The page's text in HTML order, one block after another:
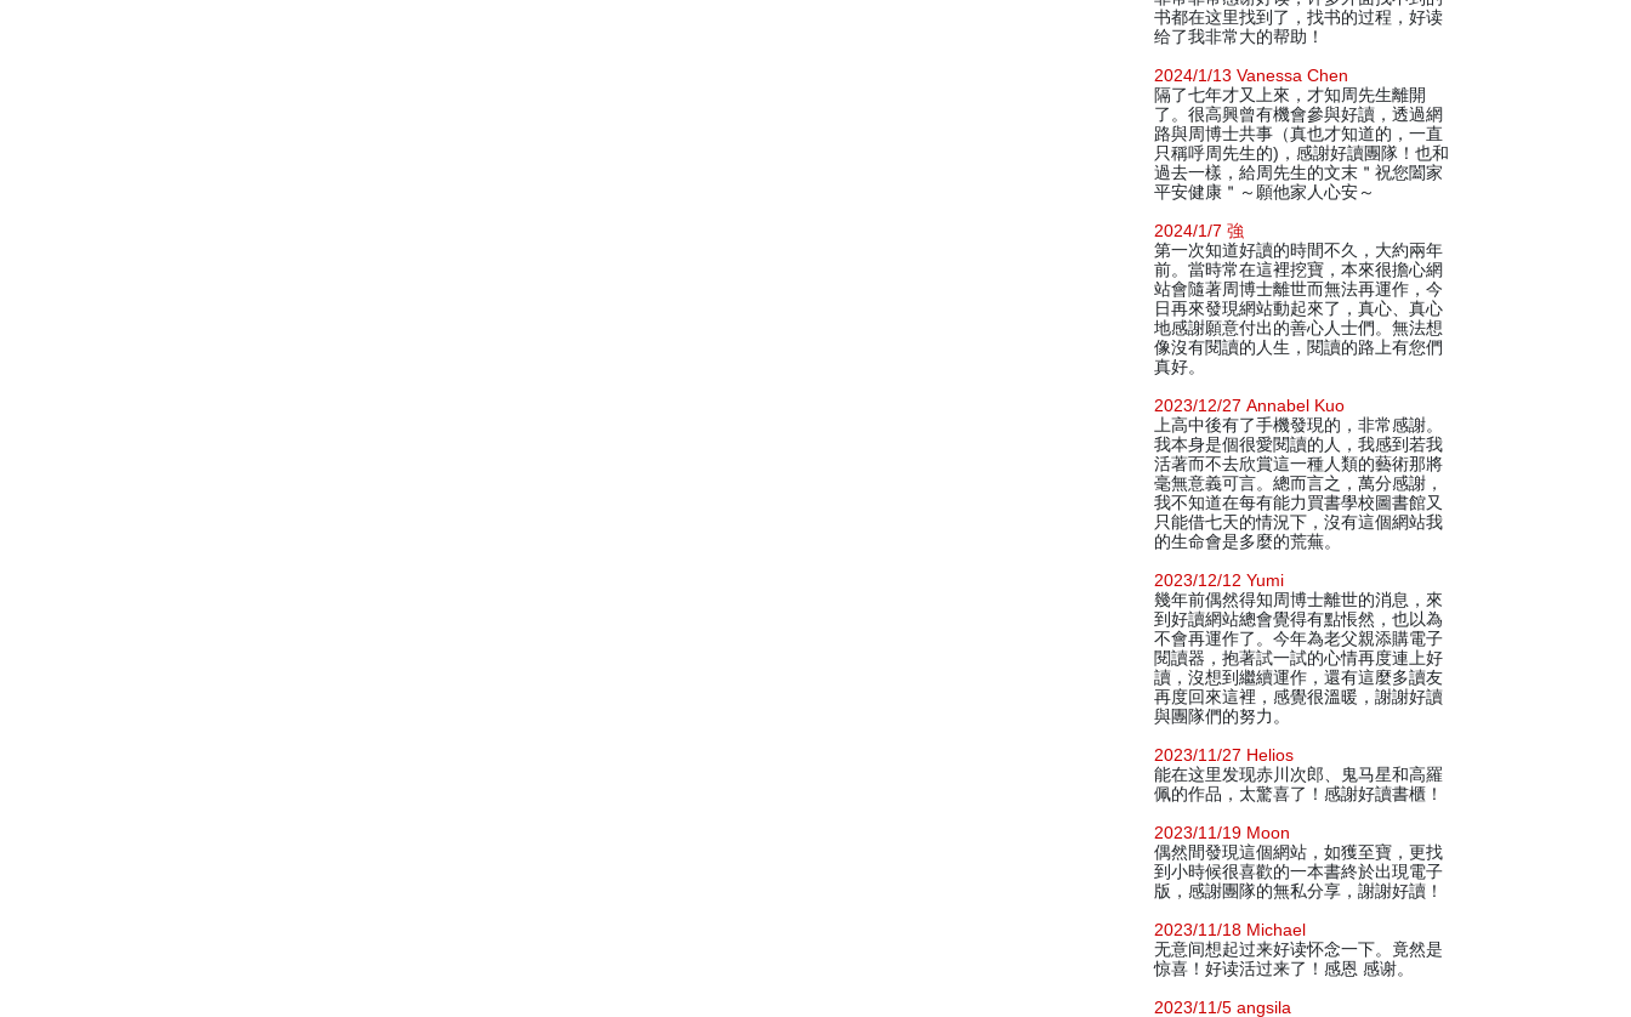
书都在这里找到了，找书的过程，好读
给了我非常大的帮助！
2024/1/13 Vanessa Chen
隔了七年才又上來，才知周先生離開
了。很高興曾有機會參與好讀，透過網
路與周博士共事（真也才知道的，一直
只稱呼周先生的)，感謝好讀團隊！也和
過去一樣，給周先生的文末＂祝您闔家
平安健康＂～願他家人心安～
2024/1/7 強
第一次知道好讀的時間不久，大約兩年
前。當時常在這裡挖寶，本來很擔心網
站會隨著周博士離世而無法再運作，今
日再來發現網站動起來了，真心、真心
地感謝願意付出的善心人士們。無法想
像沒有閱讀的人生，閱讀的路上有您們
真好。
2023/12/27 Annabel Kuo
上高中後有了手機發現的，非常感謝。
我本身是個很愛閱讀的人，我感到若我
活著而不去欣賞這一種人類的藝術那將
毫無意義可言。總而言之，萬分感謝，
我不知道在每有能力買書學校圖書館又
只能借七天的情況下，沒有這個網站我
的生命會是多麼的荒蕪。
2023/12/12 Yumi
幾年前偶然得知周博士離世的消息，來
到好讀網站總會覺得有點悵然，也以為
不會再運作了。今年為老父親添購電子
閱讀器，抱著試一試的心情再度連上好
讀，沒想到繼續運作，還有這麼多讀友
再度回來這裡，感覺很溫暖，謝謝好讀
與團隊們的努力。
2023/11/27 Helios
能在这里发现赤川次郎、鬼马星和高羅
佩的作品，太驚喜了！感謝好讀書櫃！
2023/11/19 Moon
偶然間發現這個網站，如獲至寶，更找
到小時候很喜歡的一本書終於出現電子
版，感謝團隊的無私分享，謝謝好讀！
2023/11/18 Michael
无意间想起过来好读怀念一下。竟然是
惊喜！好读活过来了！感恩 感谢。
2023/11/5 angsila